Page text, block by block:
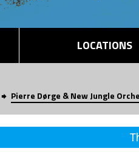
LOCATIONS
Pierre Dørge & New Jungle